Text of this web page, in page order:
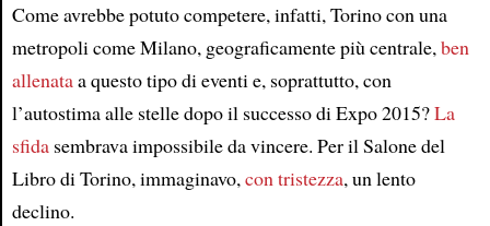
Article
Come avrebbe potuto competere, infatti, Torino con una
metropoli come Milano, geograficamente più centrale,ben
allenataa questo tipo di eventi e, soprattutto, con
l’autostima alle stelle dopo il successo di Expo 2015?La
sfidasembrava impossibile da vincere. Per il Salone del
Libro di Torino, immaginavo,con tristezza, un lento
declino.